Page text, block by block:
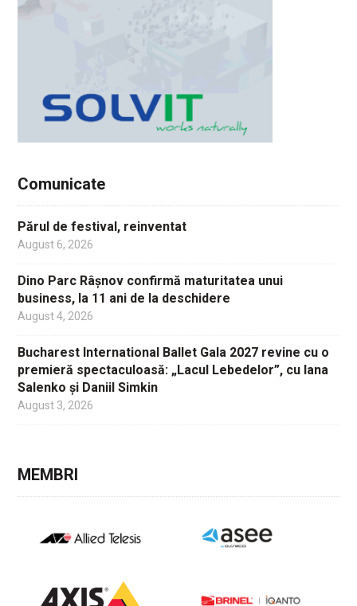
Comunicate
Părul de festival, reinventat
August 6, 2026
Dino Parc Râșnov confirmă maturitatea unui
business, la 11 ani de la deschidere
August 4, 2026
Bucharest International Ballet Gala 2027 revine cu o
premieră spectaculoasă: „Lacul Lebedelor”, cu Iana
Salenko și Daniil Simkin
August 3, 2026
MEMBRI